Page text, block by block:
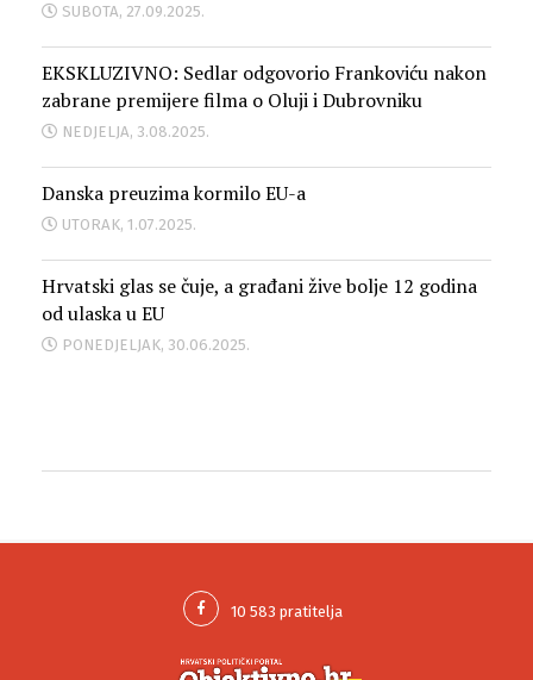
SUBOTA, 27.09.2025.
EKSKLUZIVNO: Sedlar odgovorio Frankoviću nakon
zabrane premijere filma o Oluji i Dubrovniku
NEDJELJA, 3.08.2025.
Danska preuzima kormilo EU-a
UTORAK, 1.07.2025.
Hrvatski glas se čuje, a građani žive bolje 12 godina
od ulaska u EU
PONEDJELJAK, 30.06.2025.